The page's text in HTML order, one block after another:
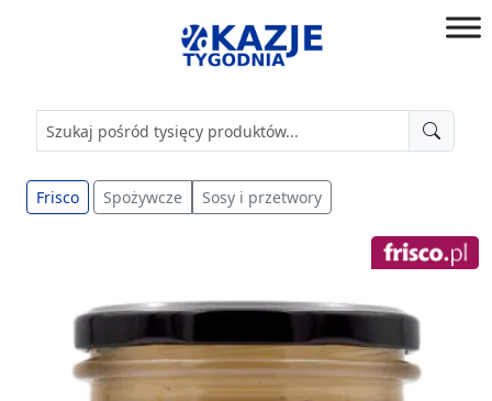
złap
Frisco Spożywcze Sosy i przetwory